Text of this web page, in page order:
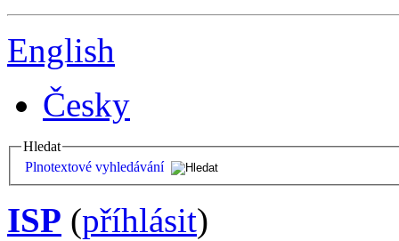
English
Česky
Hledat
Plnotextové vyhledávání
ISP (příhlásit)